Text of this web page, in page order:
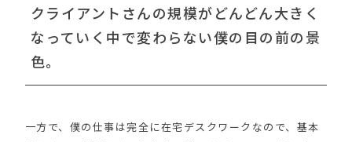
クライアントさんの規模がどんどん大きく
なっていく中で変わらない僕の目の前の景
色。
一方で、僕の仕事は完全に在宅デスクワークなので、基本